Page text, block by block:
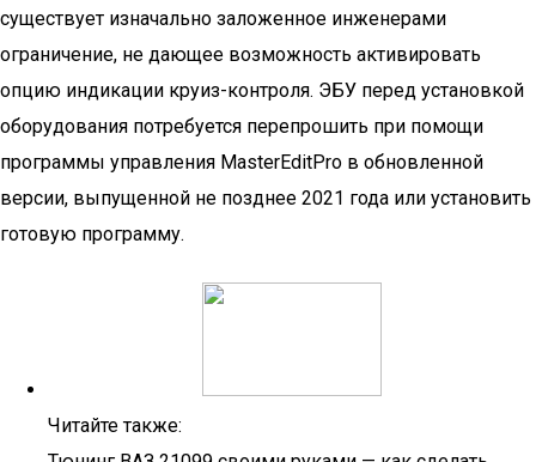
существует изначально заложенное инженерами
ограничение, не дающее возможность активировать
опцию индикации круиз-контроля. ЭБУ перед установкой
оборудования потребуется перепрошить при помощи
программы управления MasterEditPro в обновленной
версии, выпущенной не позднее 2021 года или установить
готовую программу.
Читайте также: